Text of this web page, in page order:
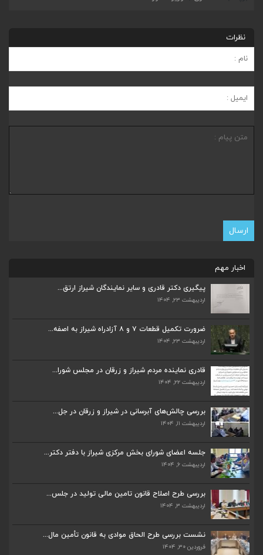
نظرات
اخبار مهم
پیگیری دکتر قادری و سایر نمایندگان شیراز ارتق...
اردیبهشت ۲۳, ۱۴۰۴
ضرورت تکمیل قطعات ۷ و ۸ آزادراه شیراز به اصفه...
اردیبهشت ۲۳, ۱۴۰۴
قادری نماینده مردم شیراز و زرقان در مجلس شورا...
اردیبهشت ۲۲, ۱۴۰۴
بررسی چالش‌های آبرسانی در شیراز و زرقان در جل...
اردیبهشت ۱۱, ۱۴۰۴
جلسه اعضای شورای بخش مرکزی شیراز با دفتر دکتر...
اردیبهشت ۶, ۱۴۰۴
بررسی طرح اصلاح قانون تامین مالی تولید در جلس...
اردیبهشت ۳, ۱۴۰۴
نشست بررسی طرح الحاق موادی به قانون تأمین مال...
فروردین ۳۰, ۱۴۰۴
ضرورت تکمیل قطعات ۷ و ۸ آزادراه شیراز به اصفه...
اردیبهشت ۲۳, ۱۴۰۴
قادری نماینده مردم شیراز و زرقان در مجلس شورا...
بررسی چالش‌های آبرسانی در شیراز و زرقان در جل...
جلسه اعضای شورای بخش مرکزی شیراز با دفتر دکتر...
پیگیری دکتر قادری و سایر نمایندگان شیراز ارتق...
اردیبهشت ۲۳, ۱۴۰۴
ضرورت تکمیل قطعات ۷ و ۸ آزادراه شیراز به اصفه...
اردیبهشت ۲۳, ۱۴۰۴